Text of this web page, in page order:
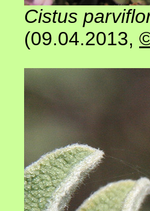
Cistus
(09.04.2013,